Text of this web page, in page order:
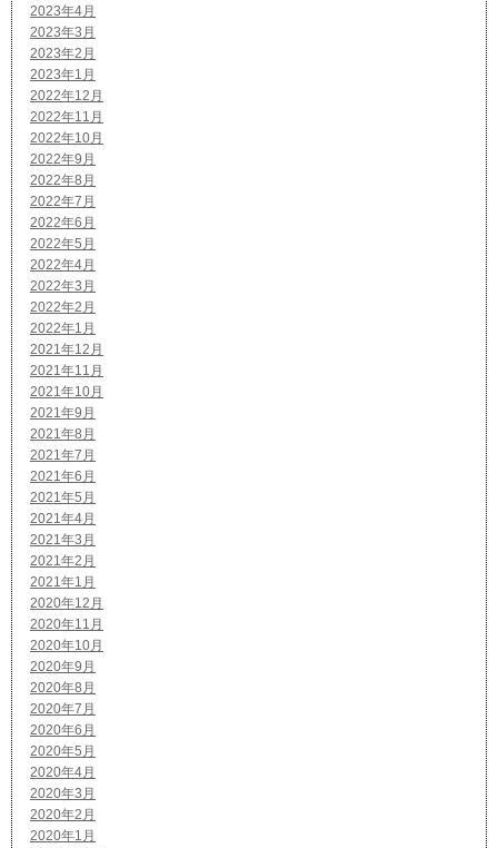
2023年4月
2023年3月
2023年2月
2023年1月
2022年12月
2022年11月
2022年10月
2022年9月
2022年8月
2022年7月
2022年6月
2022年5月
2022年4月
2022年3月
2022年2月
2022年1月
2021年12月
2021年11月
2021年10月
2021年9月
2021年8月
2021年7月
2021年6月
2021年5月
2021年4月
2021年3月
2021年2月
2021年1月
2020年12月
2020年11月
2020年10月
2020年9月
2020年8月
2020年7月
2020年6月
2020年5月
2020年4月
2020年3月
2020年2月
2020年1月